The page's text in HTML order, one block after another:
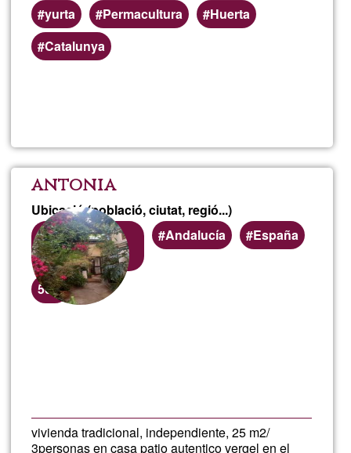
yurta
Permacultura
Huerta
Zones
(geogràfiques)
Catalunya
antonia
Ubicació (població, ciutat, regió...)
Córdoba
capital
Andalucía España
Percentatge
d'acceptació
50%
vivienda tradicional, independiente, 25 m2/
3personas en casa patio autentico vergel en el